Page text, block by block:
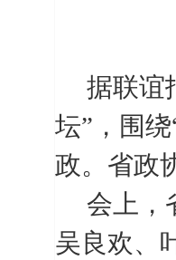
据联谊
坛”，围
政。省政
会上，
吴良欢、